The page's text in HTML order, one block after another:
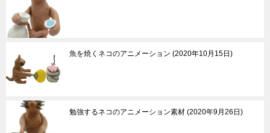
魚を焼くネコのアニメーション 2020年10月15日
勉強するネコのアニメーション素材 2020年9月26日